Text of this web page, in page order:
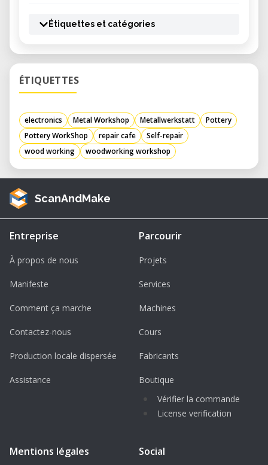
Étiquettes et catégories
ÉTIQUETTES
electronics Metal Workshop Metallwerkstatt
Pottery
Pottery WorkShop
repair cafe
Self-repair
wood working
woodworking workshop
ScanAndMake
Entreprise
À propos de nous
Manifeste
Comment ça marche
Contactez-nous
Production locale dispersée
Assistance
Parcourir
Projets
Services
Machines
Cours
Fabricants
Boutique
Vérifier la commande
License verification
Mentions légales Social